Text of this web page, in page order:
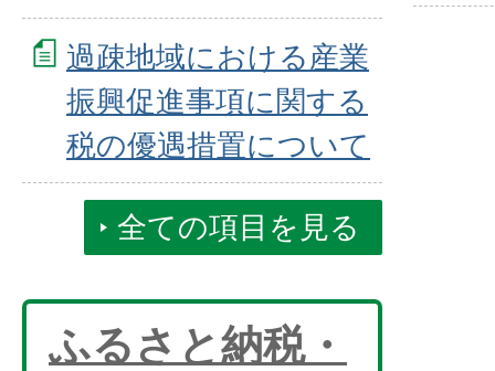
過疎地域における産業
振興促進事項に関する
税の優遇措置について
全ての項目を見る
ふるさと納税・